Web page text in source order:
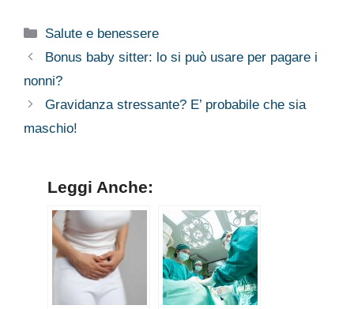
Categorie
Salute e benessere
Bonus baby sitter: lo si può usare per pagare i
nonni?
Gravidanza stressante? E’ probabile che sia
maschio!
Leggi Anche: